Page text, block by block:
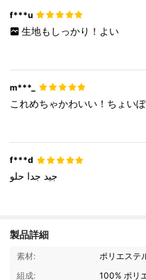
f***u
生地もしっかり！よい
m***_
これめちゃかわいい！ちょい
f***d
جيد جدا حلو
製品詳細
素材:
ポリエステ
組成:
100% ポリ